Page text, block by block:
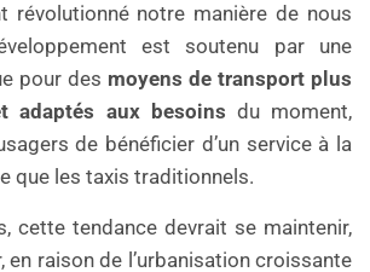
révolutionné notre manière de nous
est soutenu par une
pour des moyens de transport plus
adaptés aux besoins du moment,
de bénéficier d’un service à la
que les taxis traditionnels.
cette tendance devrait se maintenir,
en raison de l’urbanisation croissante